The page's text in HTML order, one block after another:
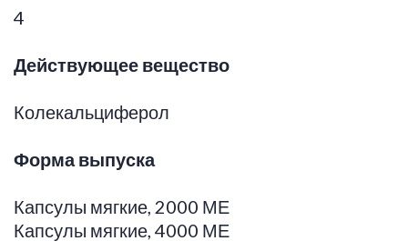
4
Действующее вещество
Колекальциферол
Форма выпуска
Капсулы мягкие, 2000 МЕ
Капсулы мягкие, 4000 МЕ